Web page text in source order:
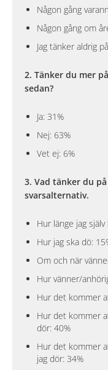
Någon gång
Någon gång om
Jag tänker aldrig
2. Tänker du mer
sedan?
Ja: 31%
Nej: 63%
Vet ej: 6%
3. Vad tänker du
svarsalternativ.
Hur länge jag
Hur jag ska dö:
Om och när
Hur vänner/
Hur det kommer
Hur det kommer
dör: 40%
Hur det kommer
jag dör: 34%